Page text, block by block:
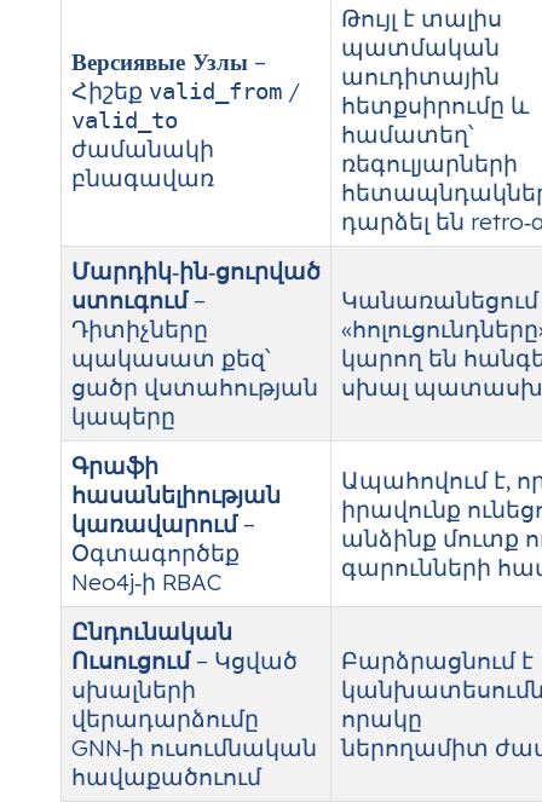
Версиявые Узлы –
Հիշեք valid_from /
valid_to
ժամանակի
բնագավառ
Թույլ է տալիս
պատմական
աուդիտային
հետքսիրումը և
համատեղ՝
ռեգուլյարների
դարձել են
Մարդիկ‑ին‑ցուրված
ստուգում–
Դիտիչները
պակասատ քեզ՝
ցածր վստահության
կապերը
Կանառանեցում
կարող են
սխալ
Գրաֆի
հասանելիության
կառավարում–
Օգտագործեք
Neo4j‑ի RBAC
Ապահովում է,
իրավունք
անձինք մուտք
գարունների
Ընդունական
Ուսուցում– Կցված
սխալների
վերադարձումը
GNN‑ի ուսումնական
հավաքածուում
Բարձրացնում է
որակը
ներողամիտ